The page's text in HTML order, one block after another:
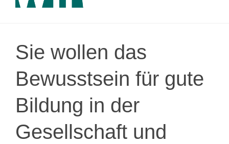
Sie wollen das
Bewusstsein für gute
Bildung in der
Gesellschaft und